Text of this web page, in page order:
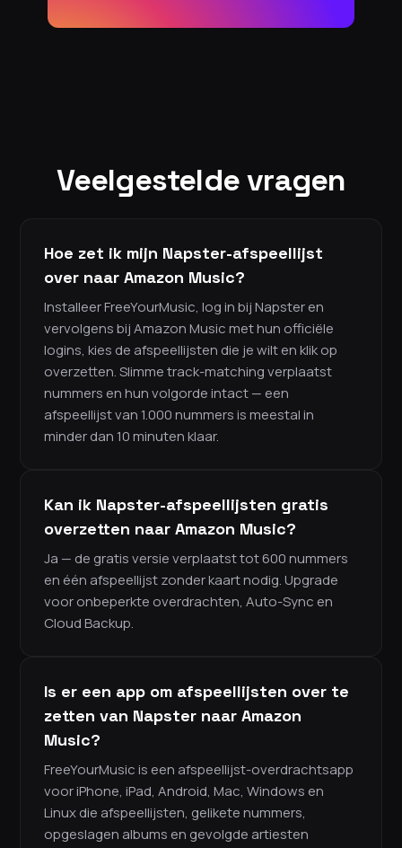
Veelgestelde vragen
Hoe zet ik mijn Napster-afspeellijst
over naar Amazon Music?
Installeer FreeYourMusic, log in bij Napster en
vervolgens bij Amazon Music met hun officiële
logins, kies de afspeellijsten die je wilt en klik op
overzetten. Slimme track-matching verplaatst
nummers en hun volgorde intact — een
afspeellijst van 1.000 nummers is meestal in
minder dan 10 minuten klaar.
Kan ik Napster-afspeellijsten gratis
overzetten naar Amazon Music?
Ja — de gratis versie verplaatst tot 600 nummers
en één afspeellijst zonder kaart nodig. Upgrade
voor onbeperkte overdrachten, Auto-Sync en
Cloud Backup.
Is er een app om afspeellijsten over te
zetten van Napster naar Amazon
Music?
FreeYourMusic is een afspeellijst-overdrachtsapp
voor iPhone, iPad, Android, Mac, Windows en
Linux die afspeellijsten, gelikete nummers,
opgeslagen albums en gevolgde artiesten